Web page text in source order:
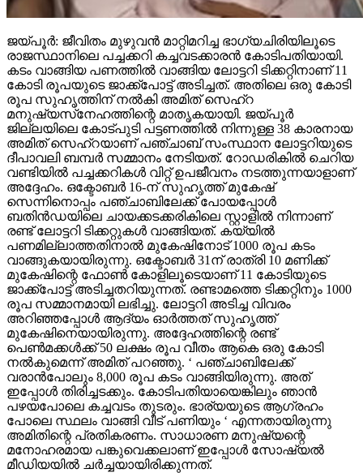
ജയ്പൂര്‍: ജീവിതം മുഴുവന്‍ മാറ്റിമറിച്ച ഭാഗ്യചിരിയിലൂടെ
രാജസ്ഥാനിലെ പച്ചക്കറി കച്ചവടക്കാരന്‍ കോടിപതിയായി.
കടം വാങ്ങിയ പണത്തില്‍ വാങ്ങിയ ലോട്ടറി ടിക്കറ്റിനാണ് 11
കോടി രൂപയുടെ ജാക്ക്‌പോട്ട് അടിച്ചത്. അതിലെ ഒരു കോടി
രൂപ സുഹൃത്തിന് നല്‍കി അമിത് സെഹ്‌റ
മനുഷ്യസ്‌നേഹത്തിന്റെ മാതൃകയായി. ജയ്പൂര്‍
ജില്ലയിലെ കോട്പുടി പട്ടണത്തില്‍ നിന്നുള്ള 38 കാരനായ
അമിത് സെഹ്‌റയാണ് പഞ്ചാബ് സംസ്ഥാന ലോട്ടറിയുടെ
ദീപാവലി ബമ്പര്‍ സമ്മാനം നേടിയത്. റോഡരികില്‍ ചെറിയ
വണ്ടിയില്‍ പച്ചക്കറികള്‍ വിറ്റ് ഉപജീവനം നടത്തുന്നയാളാണ്
അദ്ദേഹം. ഒക്ടോബര്‍ 16-ന് സുഹൃത്ത് മുകേഷ്
സെന്നിനൊപ്പം പഞ്ചാബിലേക്ക് പോയപ്പോള്‍
ബതിന്‍ഡയിലെ ചായക്കടക്കരികിലെ സ്റ്റാളില്‍ നിന്നാണ്
രണ്ട് ലോട്ടറി ടിക്കറ്റുകള്‍ വാങ്ങിയത്. കയ്യില്‍
പണമില്ലാത്തതിനാല്‍ മുകേഷിനോട് 1000 രൂപ കടം
വാങ്ങുകയായിരുന്നു. ഒക്ടോബര്‍ 31ന് രാത്രി 10 മണിക്ക്
മുകേഷിന്റെ ഫോണ്‍ കോളിലൂടെയാണ് 11 കോടിയുടെ
ജാക്ക്‌പോട്ട് അടിച്ചതറിയുന്നത്. രണ്ടാമത്തെ ടിക്കറ്റിനും 1000
രൂപ സമ്മാനമായി ലഭിച്ചു. ലോട്ടറി അടിച്ച വിവരം
അറിഞ്ഞപ്പോള്‍ ആദ്യം ഓര്‍ത്തത് സുഹൃത്ത്
മുകേഷിനെയായിരുന്നു. അദ്ദേഹത്തിന്റെ രണ്ട്
പെണ്‍മക്കള്‍ക്ക് 50 ലക്ഷം രൂപ വീതം ആകെ ഒരു കോടി
നല്‍കുമെന്ന് അമിത് പറഞ്ഞു. ‘ പഞ്ചാബിലേക്ക്
വരാന്‍പോലും 8,000 രൂപ കടം വാങ്ങിയിരുന്നു. അത്
ഇപ്പോള്‍ തിരിച്ചടക്കും. കോടിപതിയായെങ്കിലും ഞാന്‍
പഴയപോലെ കച്ചവടം തുടരും. ഭാര്യയുടെ ആഗ്രഹം
പോലെ സ്ഥലം വാങ്ങി വീട് പണിയും ‘ എന്നതായിരുന്നു
അമിതിന്റെ പ്രതികരണം. സാധാരണ മനുഷ്യന്റെ
മനോഹരമായ പങ്കുവെക്കലാണ് ഇപ്പോള്‍ സോഷ്യല്‍
മീഡിയയില്‍ ചര്‍ച്ചയായിരിക്കുന്നത്.